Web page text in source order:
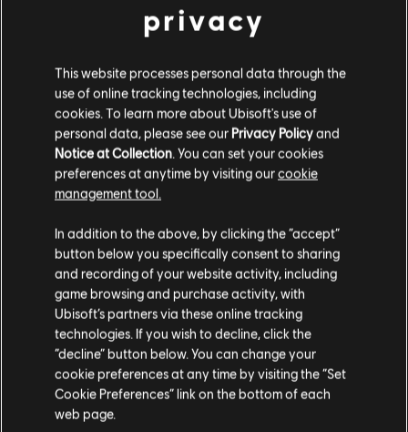
się na bardziej dynamiczne i wymagające wrażenia w ramach trybu
Chcesz zapoznać się z pełną lista zmian? Zajrzyj do sekcji
poświęconej trybom PvP w naszymartykule o zmianach
poprawiających komfort gry!
MOTORFEST: THE PODCAST!
Motorfest the Podcast! Prowadzona przez Becky Evans audycja
Motorfest the Podcast będzie koncentrowała się na rozrywce,
rzucając przy tym nieco światła na różne aspekty świata
motoryzacji.
Wśród zaproszonych gości znajdą się prawdziwe autorytety branży
wyścigowej, takie jak Yuki Tsunoda, Robbie Maddison, Drift
Brothers i inni. Ten podcast jest dla każdego, od fanów oglądających
Alpha Grand Prix ze swoich wygodnych foteli, aż po szalonych
pasjonatów wszystkiego, co tylko ma silnik, bo każdy znajdzie tu coś
privacy
This website processes personal data through the
use of online tracking technologies, including
cookies. To learn more about Ubisoft's use of
personal data, please see our Privacy Policyand
Notice at Collection. You can set your cookies
preferences at anytime by visiting ourcookie
management tool.
In addition to the above, by clicking the “accept”
button below you specifically consent to sharing
and recording of your website activity, including
game browsing and purchase activity, with
Ubisoft’s partners via these online tracking
technologies. If you wish to decline, click the
“decline” button below. You can change your
cookie preferences at any time by visiting the “Set
Cookie Preferences” link on the bottom of each
web page.